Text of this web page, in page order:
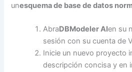
unesquema de base de datos
AbraDBModeler AIen su
sesión con su cuenta de
Inicie un nuevo proyecto
descripción concisa y en